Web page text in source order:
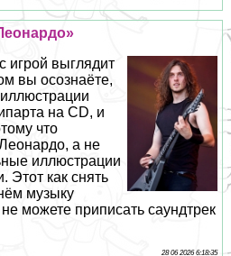
игрой выглядит
вы осознаёте,
на CD, и
что
а не
иллюстрации
Этот как снять
музыку
можете приписать саундтрек
28 06 2026 6:18:35